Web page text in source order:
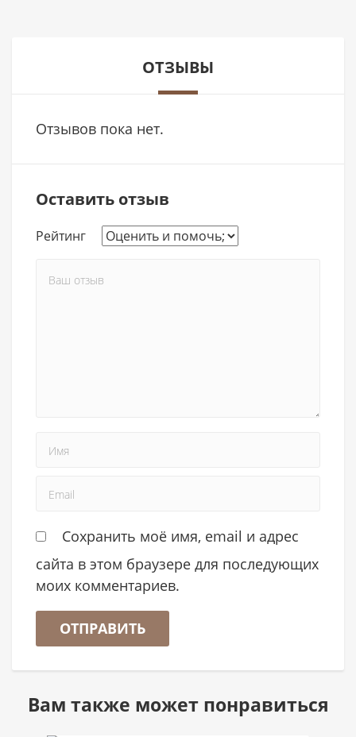
ОТЗЫВЫ
Отзывов пока нет.
Оставить отзыв
Рейтинг
Сохранить моё имя, email и адрес
сайта в этом браузере для последующих
моих комментариев.
Вам также может понравиться